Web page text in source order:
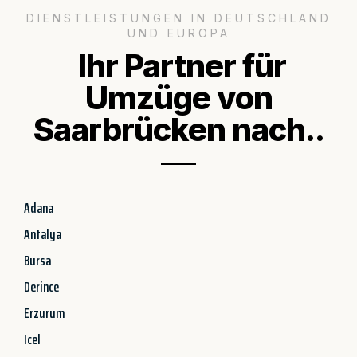
DIENSTLEISTUNGEN IN DEUTSCHLAND
UND EUROPA
Ihr Partner für
Umzüge von
Saarbrücken nach..
Adana
Antalya
Bursa
Derince
Erzurum
Icel